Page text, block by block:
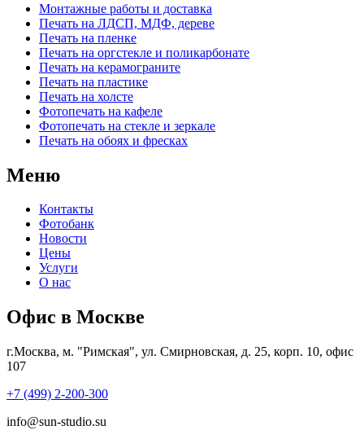
Монтажные работы и доставка
Печать на ЛДСП, МДФ, дереве
Печать на пленке
Печать на оргстекле и поликарбонате
Печать на керамограните
Печать на пластике
Печать на холсте
Фотопечать на кафеле
Фотопечать на стекле и зеркале
Печать на обоях и фресках
Меню
Контакты
Фотобанк
Новости
Цены
Услуги
О нас
Офис в Москве
г.Москва, м. "Римская", ул. Смирновская, д. 25, корп. 10, офис
107
+7 (499) 2-200-300
info@sun-studio.su